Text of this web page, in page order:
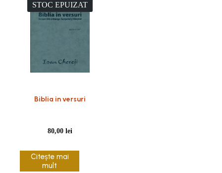
STOC EPUIZAT
Biblia in versuri
80,00lei
Citește mai
mult